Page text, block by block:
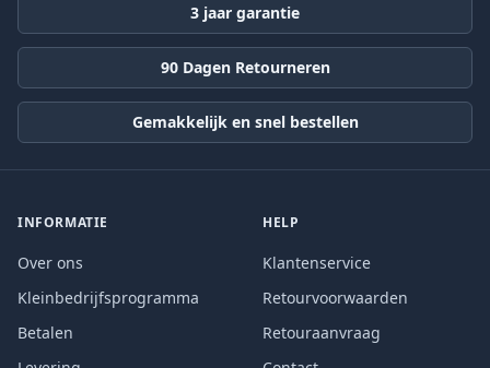
3 jaar garantie
90 Dagen Retourneren
Gemakkelijk en snel bestellen
INFORMATIE
Over ons
Kleinbedrijfsprogramma
Betalen
HELP
Klantenservice
Retourvoorwaarden
Retouraanvraag